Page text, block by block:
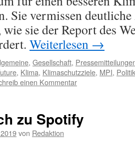
Sie vermissen
sie der Report des
Weiterlesen →
, Gesellschaft,
, Klima, Klimaschutzziele, MPI, Politik
einen Kommentar
zu Spotify
von Redaktion